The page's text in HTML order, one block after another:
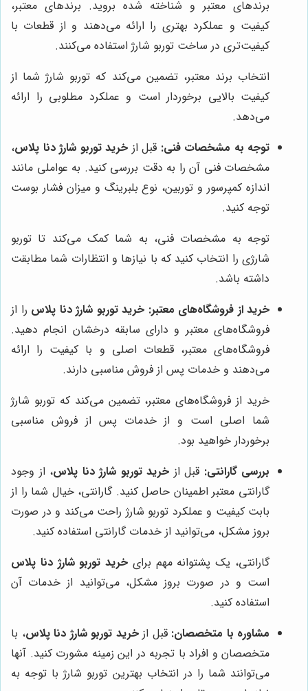
برندهای معتبر و شناخته شده بروید. برندهای معتبر،
کیفیت و عملکرد بهتری را ارائه می‌دهند و از قطعات با
کیفیت‌تری در ساخت توربو شارژ استفاده می‌کنند.
انتخاب برند معتبر، تضمین می‌کند که توربو شارژ شما از
کیفیت بالایی برخوردار است و عملکرد مطلوبی را ارائه
می‌دهد.
توجه به مشخصات فنی: قبل از خرید توربو شارژ دنا پلاس،
مشخصات فنی آن را به دقت بررسی کنید. به عواملی مانند
اندازه کمپرسور و توربین، نوع بلبرینگ و میزان فشار بوست
توجه کنید.
توجه به مشخصات فنی، به شما کمک می‌کند تا توربو
شارژی را انتخاب کنید که با نیازها و انتظارات شما مطابقت
داشته باشد.
خرید از فروشگاه‌های معتبر: خرید توربو شارژ دنا پلاس را از
فروشگاه‌های معتبر و دارای سابقه درخشان انجام دهید.
فروشگاه‌های معتبر، قطعات اصلی و با کیفیت را ارائه
می‌دهند و خدمات پس از فروش مناسبی دارند.
خرید از فروشگاه‌های معتبر، تضمین می‌کند که توربو شارژ
شما اصلی است و از خدمات پس از فروش مناسبی
برخوردار خواهید بود.
بررسی گارانتی: قبل از خرید توربو شارژ دنا پلاس، از وجود
گارانتی معتبر اطمینان حاصل کنید. گارانتی، خیال شما را از
بابت کیفیت و عملکرد توربو شارژ راحت می‌کند و در صورت
بروز مشکل، می‌توانید از خدمات گارانتی استفاده کنید.
گارانتی، یک پشتوانه مهم برای خرید توربو شارژ دنا پلاس
است و در صورت بروز مشکل، می‌توانید از خدمات آن
استفاده کنید.
مشاوره با متخصصان: قبل ازخرید توربو شارژ دنا پلاس، با
متخصصان و افراد با تجربه در این زمینه مشورت کنید. آنها
می‌توانند شما را در انتخاب بهترین توربو شارژ با توجه به